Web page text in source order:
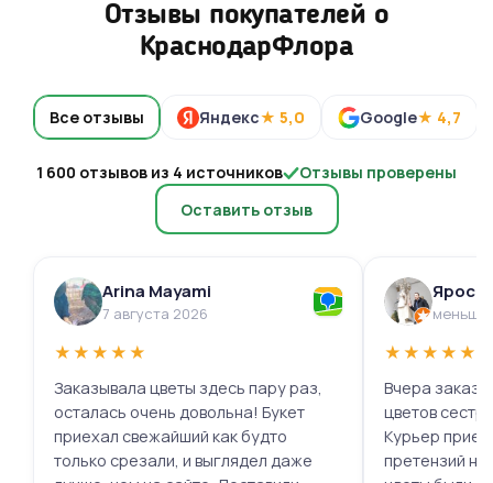
Отзывы покупателей о
КраснодарФлора
Все отзывы Яндекс★ 5,0 Google★ 4,7
1 600 отзывов из 4 источников
Отзывы проверены
Оставить отзыв
Arina Mayami
7 августа 2026
★★★★★
Заказывала цветы здесь пару раз,
осталась очень довольна! Букет
приехал свежайший как будто
только срезали, и выглядел даже
меньше
★★★★★
Вчера
цветов
Курьер
претензий